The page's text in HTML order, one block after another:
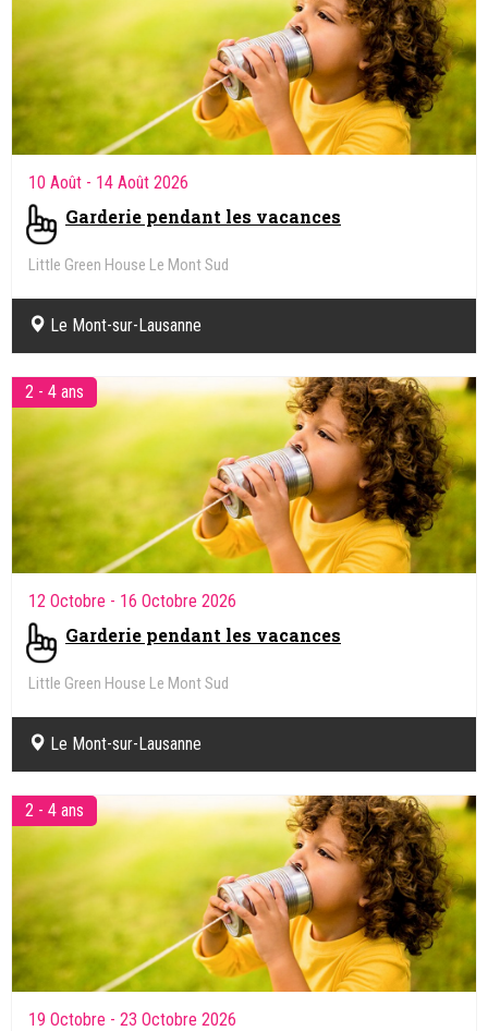
10 Août - 14 Août 2026
Garderie pendant les vacances
Little Green House Le Mont Sud
Le Mont-sur-Lausanne
2 - 4 ans
12 Octobre - 16 Octobre 2026
Garderie pendant les vacances
Little Green House Le Mont Sud
Le Mont-sur-Lausanne
2 - 4 ans
19 Octobre - 23 Octobre 2026